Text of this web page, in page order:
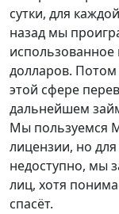
сутки, для
назад мы
использованное
долларов.
этой сфере
дальнейшем
Мы пользуемся
лицензии, но
недоступно, мы
лиц, хотя
спасёт.